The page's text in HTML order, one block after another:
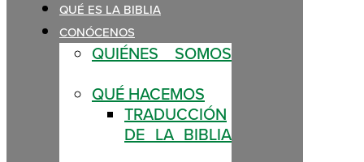
QUÉ ES LA BIBLIA
CONÓCENOS
QUIÉNES SOMOS
QUÉ HACEMOS
TRADUCCIÓN
DE LA BIBLIA